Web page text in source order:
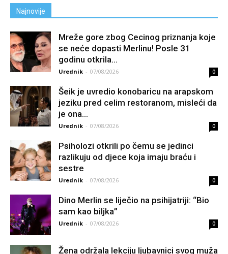
Najnovije
Mreže gore zbog Cecinog priznanja koje
se neće dopasti Merlinu! Posle 31
godinu otkrila...
Urednik - 07/08/2026 0
Šeik je uvredio konobaricu na arapskom
jeziku pred celim restoranom, misleći da
je ona...
Urednik - 07/08/2026 0
Psiholozi otkrili po čemu se jedinci
razlikuju od djece koja imaju braću i
sestre
Urednik - 07/08/2026 0
Dino Merlin se liječio na psihijatriji: “Bio
sam kao biljka”
Urednik - 07/08/2026 0
Žena održala lekciju ljubavnici svog muža